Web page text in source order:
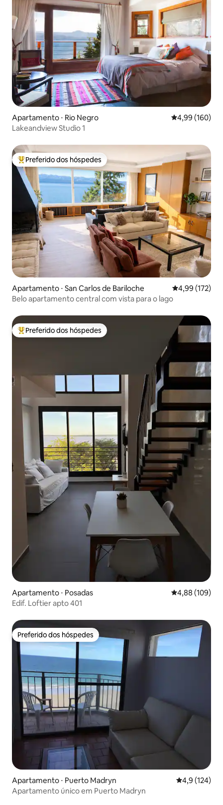
Apartamento ⋅ Ri­o Negro 4,99 de uma
4,99 (160)
Lakeandview Studio 1
Entre os melhores preferidos dos hóspedes
Preferido dos hóspedes
Apartamento ⋅ San Carlos de Bariloche 4,99 de uma
4,99 (172)
Belo apartamento central com vista para o lago
Entre os melhores preferidos dos hóspedes
Preferido dos hóspedes
Apartamento ⋅ Posadas 4,88 de uma
4,88 (109)
Edif. Loftier apto 401
Preferido dos hóspedes
Preferido dos hóspedes
Apartamento ⋅ Puerto Madryn 4,9 de uma
4,9 (124)
Apartamento único em Puerto Madryn